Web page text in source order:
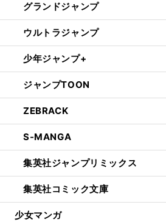
グランドジャンプ
ウルトラジャンプ
少年ジャンプ+
ジャンプTOON
ZEBRACK
S-MANGA
集英社ジャンプリミックス
集英社コミック文庫
少女マンガ